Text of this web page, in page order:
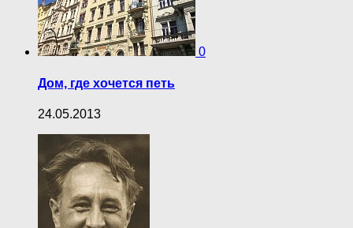
0
Дом, где хочется петь
24.05.2013